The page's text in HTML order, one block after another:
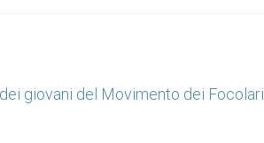
giovani del Movimento dei Focolari